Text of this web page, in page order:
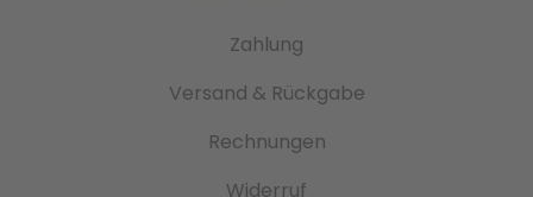
Zahlung
Versand & Rückgabe
Rechnungen
Widerruf